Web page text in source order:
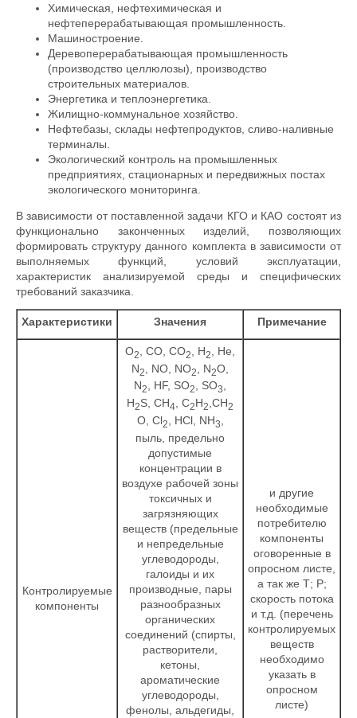
Химическая, нефтехимическая и
нефтеперерабатывающая промышленность.
Машиностроение.
Деревоперерабатывающая промышленность
(производство целлюлозы), производство
строительных материалов.
Энергетика и теплоэнергетика.
Жилищно-коммунальное хозяйство.
Нефтебазы, склады нефтепродуктов, сливо-наливные
терминалы.
Экологический контроль на промышленных
предприятиях, стационарных и передвижных постах
экологического мониторинга.
В зависимости от поставленной задачи КГО и КАО состоят из
функционально законченных изделий, позволяющих
формировать структуру данного комплекта в зависимости от
выполняемых функций, условий эксплуатации,
характеристик анализируемой среды и специфических
требований заказчика.
Характеристики Значения Примечание
Контролируемые
компоненты
О2 , СО, СО2 , Н2
, Не,
N2 , NO, NO2 , N2O,
N2, HF, SO2, SO3,
H2S, CH4, С2Н2,CH2
O, Cl2 , HCl, NH3
пыль, предельно
допустимые
концентрации в
воздухе рабочей зоны
токсичных и
загрязняющих
веществ (предельные
и непредельные
углеводороды,
галоиды и их
производные, пары
разнообразных
органических
соединений (спирты,
растворители,
кетоны,
ароматические
углеводороды,
фенолы, альдегиды,
и другие
необходимые
потребителю
компоненты
оговоренные в
опросном листе,
а так же Т; Р;
скорость потока
и т.д. (перечень
контролируемых
веществ
необходимо
указать в
опросном
листе)